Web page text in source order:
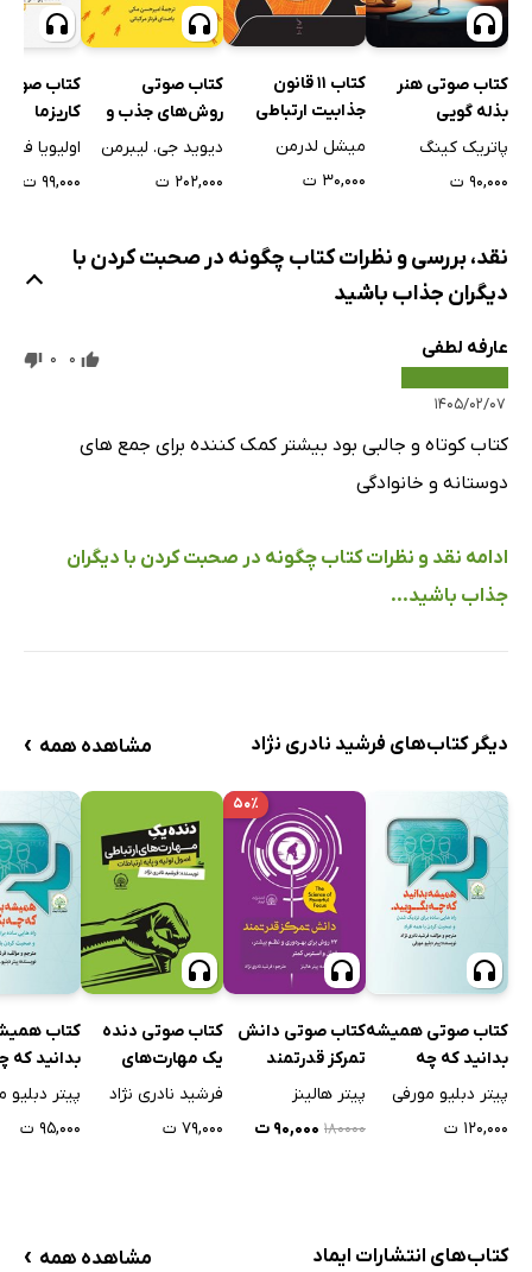
کتاب صوتی هنر
بذله گویی
پاتریک کینگ
۹۰,۰۰۰ ت
کتاب 11 قانون
جذابیت ارتباطی
میشل لدرمن
۳۰,۰۰۰ ت
کتاب صوتی
روش‌های جذب و
متقاعد‌ کردن
دیوید جی. لیبرمن
۲۰۲,۰۰۰ ت
کتاب
کاریزما
اولیویا
۹۹,۰۰۰ ت
نقد، بررسی و نظرات کتاب چگونه در صحبت کردن با
دیگران جذاب باشید
عارفه لطفی
۱۴۰۵/۰۲/۰۷
0
0
کتاب کوتاه و جالبی بود بیشتر کمک کننده برای جمع های
دوستانه و خانوادگی
ادامه نقد و نظرات کتاب چگونه در صحبت کردن با دیگران
جذاب باشید...
دیگر کتاب‌های فرشید نادری نژاد مشاهده همه ›
کتاب صوتی همیشه
بدانید که چه
بگویید
پیتر دبلیو مورفی
۱۲۰,۰۰۰ ت
۵۰٪
کتاب صوتی دانش
تمرکز قدرتمند
پیتر هالینز
۱۸۰۰۰۰ ۹۰,۰۰۰ ت
کتاب صوتی دنده
یک مهارت‌های
ارتباطی
فرشید نادری نژاد
۷۹,۰۰۰ ت
کتاب
بدانید که
بگویید
پیتر دبلیو
۹۵,۰۰۰ ت
کتاب‌های انتشارات ایماد مشاهده همه ›